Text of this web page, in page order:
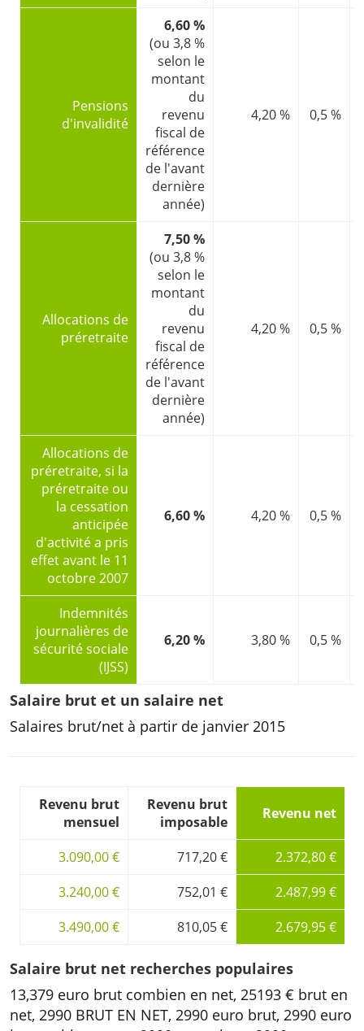
Pensions
d'invalidité
6,60 %
(ou 3,8 %
selon le
montant
du
revenu
fiscal de
référence
de l'avant
dernière
année)
4,20 % 0,5 %
Allocations de
préretraite
7,50 %
(ou 3,8 %
selon le
montant
du
revenu
fiscal de
référence
de l'avant
dernière
année)
4,20 % 0,5 %
Allocations de
préretraite, si la
préretraite ou
la cessation
anticipée
d'activité a pris
effet avant le 11
octobre 2007
6,60 % 4,20 % 0,5 %
Indemnités
journalières de
sécurité sociale
(IJSS)
6,20 % 3,80 % 0,5 %
Salaire brut et un salaire net
Salaires brut/net à partir de janvier 2015
Revenu brut
mensuel
Revenu brut
imposable
Revenu net
3.090,00 € 717,20 €
2.372,80 €
3.240,00 €
752,01 €
2.487,99 €
3.490,00 €
810,05 € 2.679,95 €
Salaire brut net recherches populaires
13,379 euro brut combien en net, 25193 € brut en
net, 2990 BRUT EN NET, 2990 euro brut, 2990 euro